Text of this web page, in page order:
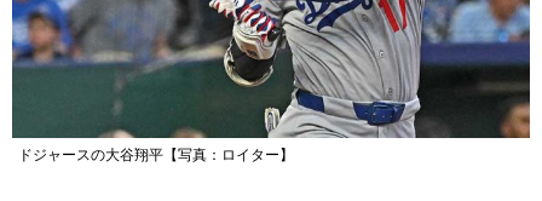
ドジャースの大谷翔平【写真：ロイター】